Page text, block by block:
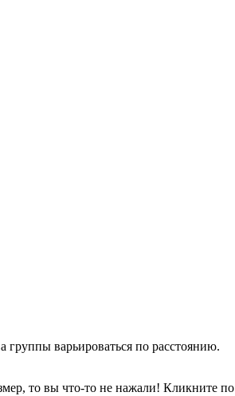
варьироваться по расстоянию.
то вы что-то не нажали! Кликните по